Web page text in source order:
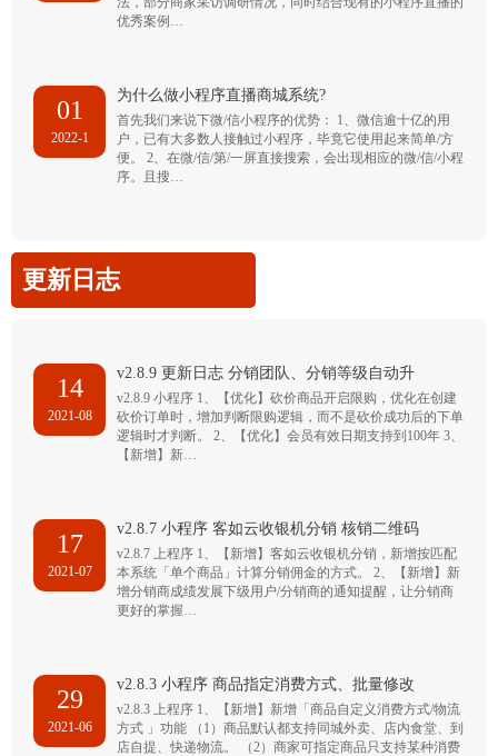
优秀案例…
01
2022-1
为什么做小程序直播商城系统?
首先我们来说下微/信小程序的优势： 1、微信逾十亿的用
户，已有大多数人接触过小程序，毕竟它使用起来简单/方
便。 2、在微/信/第/一屏直接搜索，会出现相应的微/信/小程
序。且搜…
更新日志
14
2021-08
v2.8.9 更新日志 分销团队、分销等级自动升
v2.8.9 小程序 1、【优化】砍价商品开启限购，优化在创建
砍价订单时，增加判断限购逻辑，而不是砍价成功后的下单
逻辑时才判断。 2、【优化】会员有效日期支持到100年 3、
【新增】新…
17
2021-07
v2.8.7 小程序 客如云收银机分销 核销二维码
v2.8.7 上程序 1、【新增】客如云收银机分销，新增按匹配
本系统「单个商品」计算分销佣金的方式。 2、【新增】新
增分销商成绩发展下级用户/分销商的通知提醒，让分销商
更好的掌握…
29
2021-06
v2.8.3 小程序 商品指定消费方式、批量修改
v2.8.3 上程序 1、【新增】新增「商品自定义消费方式/物流
方式 」功能 （1）商品默认都支持同城外卖、店内食堂、到
店自提、快递物流。 （2）商家可指定商品只支持某种消费